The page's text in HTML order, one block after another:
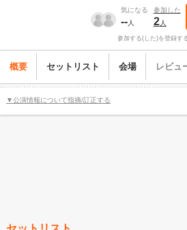
気になる
--人
参加した
2人
参加する(した)を登録す
概要 セットリスト 会場 レビュ
▼公演情報について指摘/訂正する